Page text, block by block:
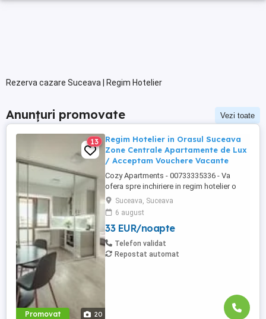
Rezerva cazare Suceava | Regim Hotelier
Anunțuri promovate Vezi toate
Promovat 20
13
Regim Hotelier in Orasul Suceava
Zone Centrale Apartamente de Lux
/ Acceptam Vouchere Vacante
Cozy Apartments - 00733335336 - Va
ofera spre inchiriere in regim hotelier o
gama variata de apartamente si
garsoniere situate in puncte cheie ale
orasului Suceava: Bulevardul George
Enescu. Kaufland George Enescu In
centrul Orasului pe Esplanada langa
McDonald's. Zamca Bulevardul 1 Mai
Obcini ...
Suceava, Suceava
6 august
33 EUR/noapte
Telefon validat
Repostat automat